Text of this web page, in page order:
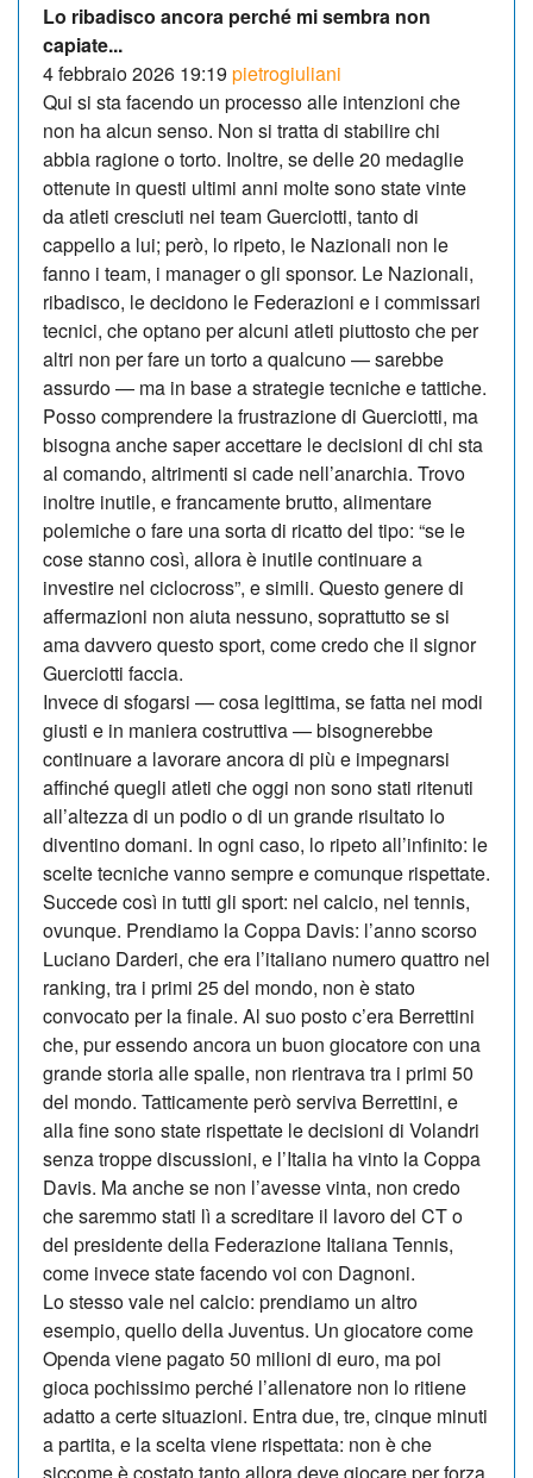
Lo ribadisco ancora perché mi sembra non
capiate...
4 febbraio 2026 19:19 pietrogiuliani
Qui si sta facendo un processo alle intenzioni che
non ha alcun senso. Non si tratta di stabilire chi
abbia ragione o torto. Inoltre, se delle 20 medaglie
ottenute in questi ultimi anni molte sono state vinte
da atleti cresciuti nei team Guerciotti, tanto di
cappello a lui; però, lo ripeto, le Nazionali non le
fanno i team, i manager o gli sponsor. Le Nazionali,
ribadisco, le decidono le Federazioni e i commissari
tecnici, che optano per alcuni atleti piuttosto che per
altri non per fare un torto a qualcuno — sarebbe
assurdo — ma in base a strategie tecniche e tattiche.
Posso comprendere la frustrazione di Guerciotti, ma
bisogna anche saper accettare le decisioni di chi sta
al comando, altrimenti si cade nell’anarchia. Trovo
inoltre inutile, e francamente brutto, alimentare
polemiche o fare una sorta di ricatto del tipo: “se le
cose stanno così, allora è inutile continuare a
investire nel ciclocross”, e simili. Questo genere di
affermazioni non aiuta nessuno, soprattutto se si
ama davvero questo sport, come credo che il signor
Guerciotti faccia.
Invece di sfogarsi — cosa legittima, se fatta nei modi
giusti e in maniera costruttiva — bisognerebbe
continuare a lavorare ancora di più e impegnarsi
affinché quegli atleti che oggi non sono stati ritenuti
all’altezza di un podio o di un grande risultato lo
diventino domani. In ogni caso, lo ripeto all’infinito: le
scelte tecniche vanno sempre e comunque rispettate.
Succede così in tutti gli sport: nel calcio, nel tennis,
ovunque. Prendiamo la Coppa Davis: l’anno scorso
Luciano Darderi, che era l’italiano numero quattro nel
ranking, tra i primi 25 del mondo, non è stato
convocato per la finale. Al suo posto c’era Berrettini
che, pur essendo ancora un buon giocatore con una
grande storia alle spalle, non rientrava tra i primi 50
del mondo. Tatticamente però serviva Berrettini, e
alla fine sono state rispettate le decisioni di Volandri
senza troppe discussioni, e l’Italia ha vinto la Coppa
Davis. Ma anche se non l’avesse vinta, non credo
che saremmo stati lì a screditare il lavoro del CT o
del presidente della Federazione Italiana Tennis,
come invece state facendo voi con Dagnoni.
Lo stesso vale nel calcio: prendiamo un altro
esempio, quello della Juventus. Un giocatore come
Openda viene pagato 50 milioni di euro, ma poi
gioca pochissimo perché l’allenatore non lo ritiene
adatto a certe situazioni. Entra due, tre, cinque minuti
a partita, e la scelta viene rispettata: non è che
siccome è costato tanto allora deve giocare per forza.